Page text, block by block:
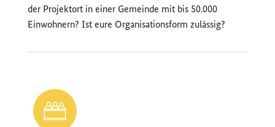
der Projektort in einer Gemeinde mit bis 50.000
Einwohnern? Ist eure Organisationsform zulässig?